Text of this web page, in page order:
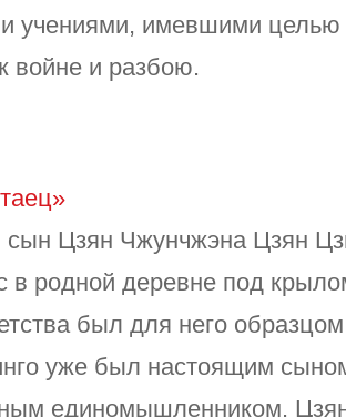
учениями, имевшими целью
войне и разбою.
Цзян Чжунчжэна Цзян
в родной деревне под
был для него
уже был настоящим
единомышленником.